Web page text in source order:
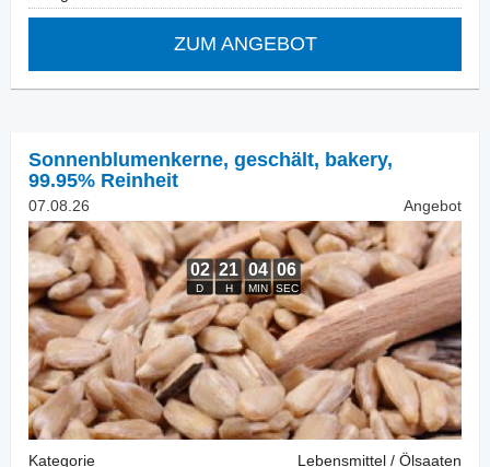
ZUM ANGEBOT
Sonnenblumenkerne, geschält, bakery,
99.95% Reinheit
07.08.26 Angebot
Kategorie
Lebensmittel / Ölsaaten